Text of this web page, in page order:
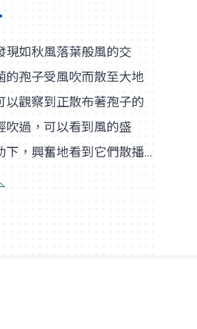
現如秋風落葉般風的交
的孢子受風吹而散至大地
以觀察到正散布著孢子的
吹過，可以看到風的盛
下，興奮地看到它們散播
彩過程中也看到了風的